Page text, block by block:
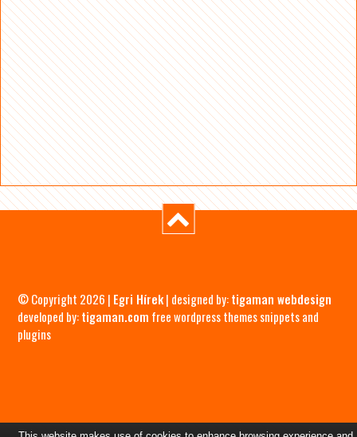
© Copyright 2026 | Egri Hírek| designed by:tigaman webdesign
developed by:tigaman.com free wordpress themes snippets and
plugins